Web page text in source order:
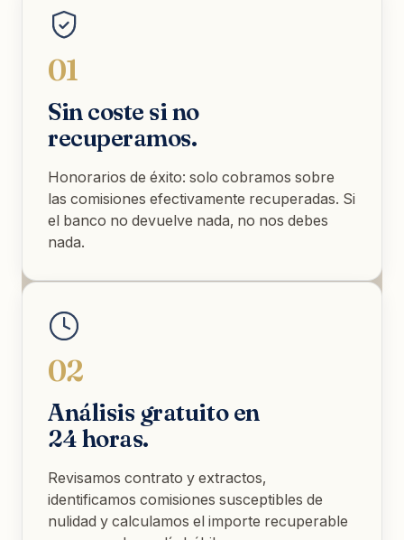
01
Sin coste si no
recuperamos.
Honorarios de éxito: solo cobramos sobre
las comisiones efectivamente recuperadas. Si
el banco no devuelve nada, no nos debes
nada.
02
Análisis gratuito en
24 horas.
Revisamos contrato y extractos,
identificamos comisiones susceptibles de
nulidad y calculamos el importe recuperable